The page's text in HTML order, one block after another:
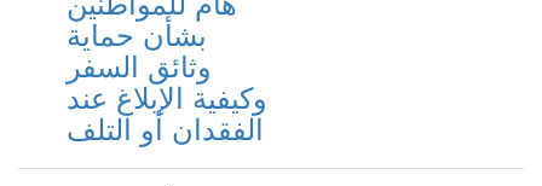
بشأن حماية
وثائق السفر
وكيفية الإبلاغ عند
الفقدان أو التلف